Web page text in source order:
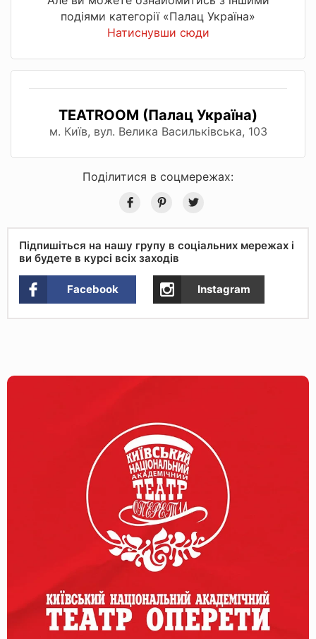
подіями категорії «Палац Україна»
Натиснувши сюди
TEATROOM (Палац Україна)
м. Київ, вул. Велика Васильківська, 103
Поділитися в соцмережах:
Підпишіться на нашу групу в соціальних мережах і
ви будете в курсі всіх заходів
Facebook Instagram